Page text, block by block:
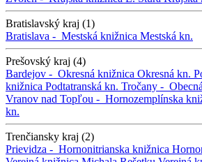
Bratislavský kraj (1)
Bratislava - Mestská knižnica Mestská kn.
Prešovský kraj (4)
Bardejov - Okresná knižnica Okresná kn.
knižnica Podtatranská kn. Tročany -
Vranov nad Topľou - Hornozemplínska
kn.
Trenčiansky kraj (2)
Prievidza - Hornonitrianska knižnica